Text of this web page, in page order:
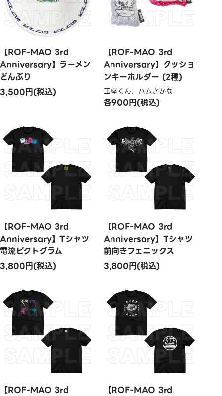
【ROF-MAO 3rd
Anniversary】ラーメン
どんぶり
3,500円(税込)
【ROF-MAO 3rd
Anniversary】クッショ
ンキーホルダー (2種)
玉座くん、ハムさかな
各900円(税込)
【ROF-MAO 3rd
Anniversary】Tシャツ
電流ピクトグラム
3,800円(税込)
【ROF-MAO 3rd
Anniversary】Tシャツ
前向きフェニックス
3,800円(税込)
【ROF-MAO 3rd
【ROF-MAO 3rd